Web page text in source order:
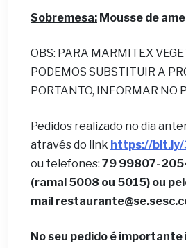
Sobremesa: Mousse de
OBS: PARA MARMITEX
PODEMOS SUBSTITUIR A
PORTANTO, INFORMAR NO
Pedidos realizado no dia
através do link https://bit.ly/
ou telefones: 79 99807-
(ramal 5008 ou 5015) ou
mail
No seu pedido é